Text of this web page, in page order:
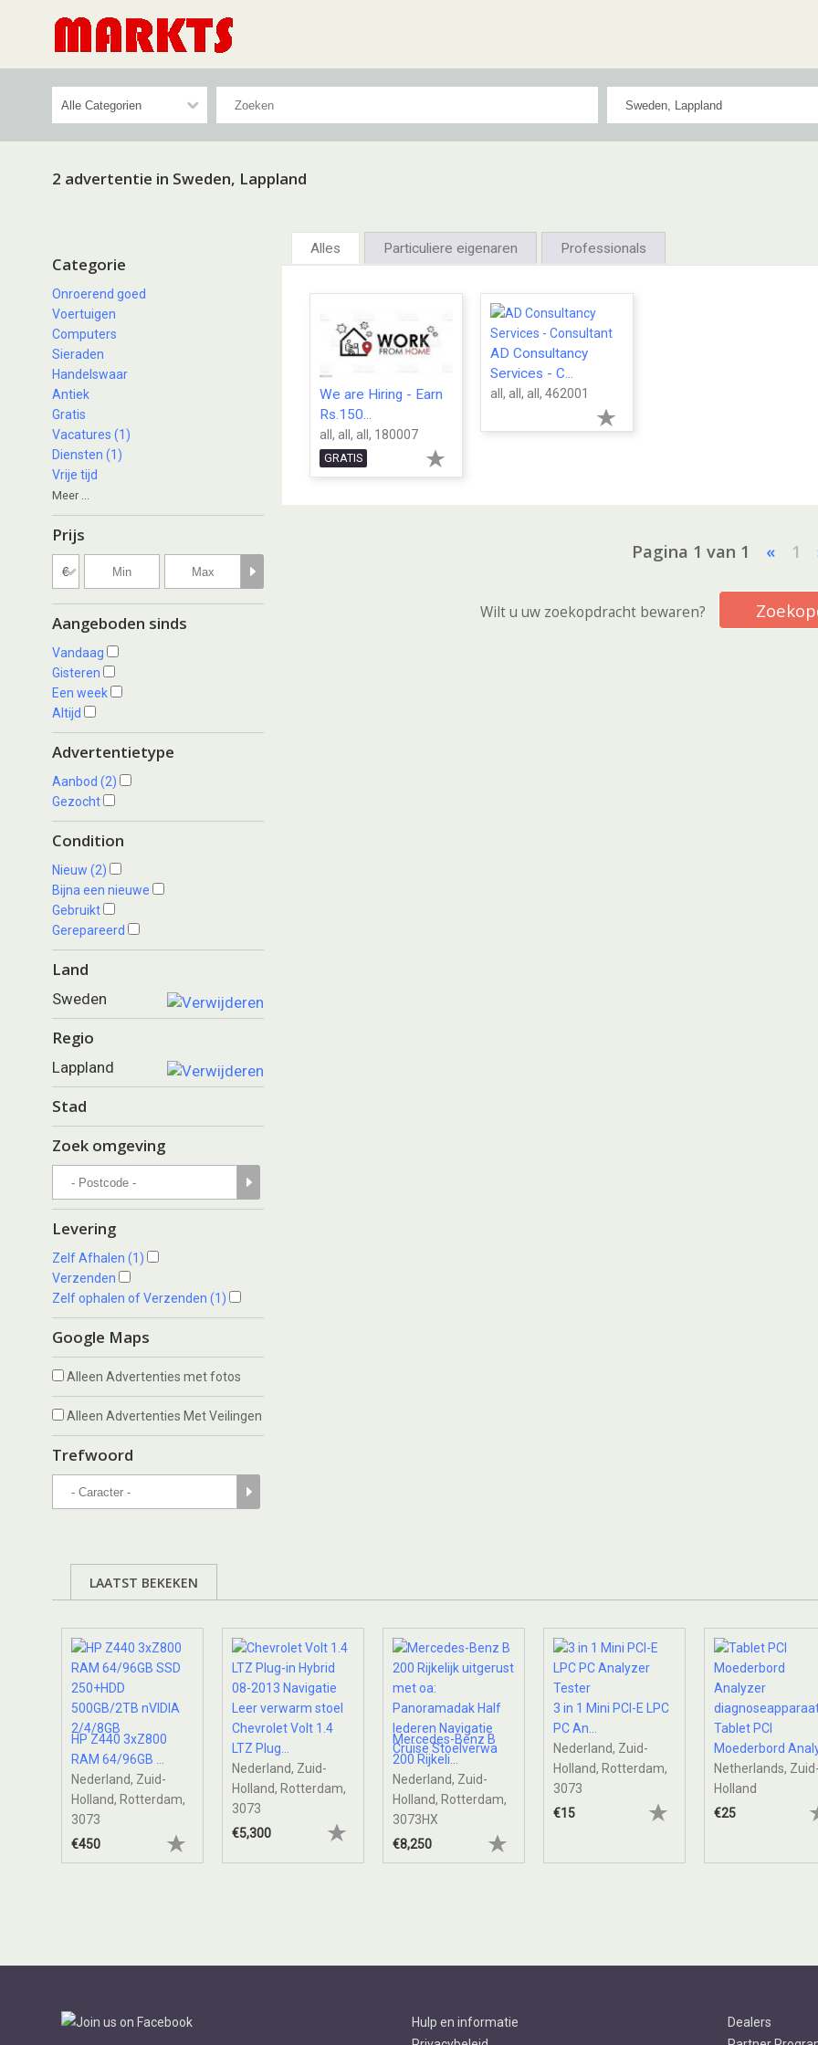
2 advertentie in Sweden, Lappland
Categorie
Onroerend goed
Voertuigen
Computers
Sieraden
Handelswaar
Antiek
Gratis
Vacatures (1)
Diensten (1)
Vrije tijd
Meer ...
Prijs
Aangeboden sinds
Vandaag
Gisteren
Een week
Altijd
Advertentietype
Aanbod (2)
Gezocht
Condition
Nieuw (2)
Bijna een nieuwe
Gebruikt
Gerepareerd
Land
Sweden
Regio
Lappland
Stad
Zoek omgeving
Levering
Zelf Afhalen (1)
Verzenden
Zelf ophalen of Verzenden (1)
Google Maps
Alleen Advertenties met fotos
Alleen Advertenties Met Veilingen
Trefwoord
Alles Particuliere eigenaren Professionals
We are Hiring - Earn
Rs.150...
all, all, all, 180007
GRATIS
AD Consultancy
Services - C...
all, all, all, 462001
Pagina 1 van 1 « 1
Wilt u uw zoekopdracht bewaren?
LAATST BEKEKEN
HP Z440 3xZ800
RAM 64/96GB ...
Nederland, Zuid-
Holland, Rotterdam,
3073
€450
Chevrolet Volt 1.4
LTZ Plug...
Nederland, Zuid-
Holland, Rotterdam,
3073
€5,300
Mercedes-Benz B
200 Rijkeli...
Nederland, Zuid-
Holland, Rotterdam,
3073HX
€8,250
3 in 1 Mini PCI-E LPC
PC An...
Nederland, Zuid-
Holland, Rotterdam,
3073
€15
Tablet PCI
Moederbord
Netherlands, Zuid-
Holland
€25
Hulp en informatie
Dealers